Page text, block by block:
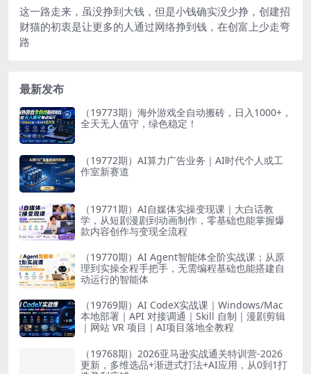
这一路走来，虽没挣到大钱，但是小钱确实没少挣，创建招
财猫的初衷是让更多的人通过网络挣到钱，在创富上少走弯
路
最新发布
（19773期）海外游戏全自动搬砖，日入1000+，
全天无人值守，绿色稳定！
（19772期）AI算力广告业务｜AI时代个人或工
作室新赛道
（19771期）AI自媒体实操变现课｜大白话教
学，从短剧漫剧到动画制作，零基础也能掌握爆
款内容创作与变现全流程
（19770期）AI Agent智能体全阶实战课；从原
理到实操全程手把手，无需编程基础也能搭建自
动运行的智能体
（19769期）AI CodeX实战课｜Windows/Mac
本地部署｜API 对接调通｜Skill 自制｜漫剧剪辑
｜网站 VR 项目｜AI项目落地全教程
（19768期）2026亚马逊实战通关特训营-2026
更新，多维选品+渐进式打法+AI应用，从0到1打